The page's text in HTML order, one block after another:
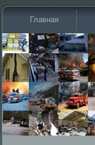
Главная